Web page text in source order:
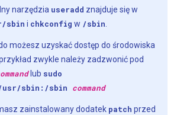
narzędzia useradd znajduje się w
sbin i chkconfig w /sbin
możesz uzyskać dostęp do środowiska
zwykle należy zadzwonić pod
lub sudo
usr/sbin:/sbin command
zainstalowany dodatek patch przed